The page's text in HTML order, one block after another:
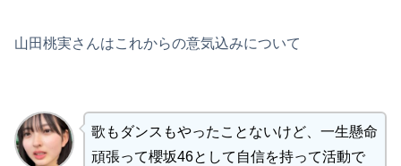
山田桃実さんはこれからの意気込みについて
歌もダンスもやったことないけど、一生懸命
頑張って櫻坂46として自信を持って活動で